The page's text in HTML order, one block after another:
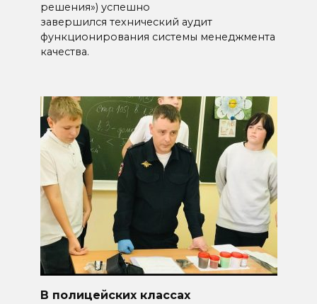
решения») успешно
завершился технический аудит
функционирования системы менеджмента
качества.
В полицейских классах